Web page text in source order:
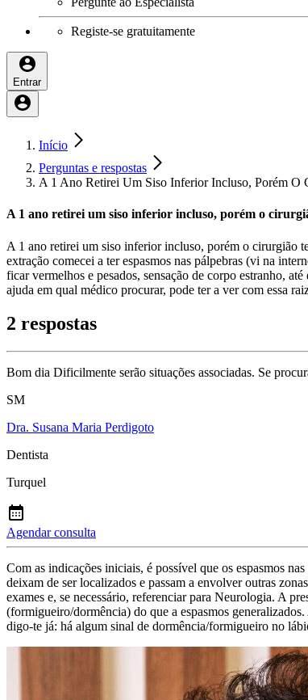
Registe-se gratuitamente
Entrar
Início
Perguntas e respostas
A 1 Ano Retirei Um Siso Inferior Incluso, Porém
A 1 ano retirei um siso inferior incluso, porém o
A 1 ano retirei um siso inferior incluso, porém o cirurgião
extração comecei a ter espasmos nas pálpebras (vi na
ficar vermelhos e pesados, sensação de corpo estranho,
ajuda em qual médico procurar, pode ter a ver com essa
2 respostas
Bom dia Dificilmente serão situações associadas. Se
SM
Dra. Susana Maria Perdigoto
Dentista
Turquel
Agendar consulta
Com as indicações iniciais, é possível que os espasmos
deixam de ser localizados e passam a envolver outras
exames e, se necessário, referenciar para Neurologia. A
(formigueiro/dormência) do que a espasmos
digo-te já: há algum sinal de dormência/formigueiro no